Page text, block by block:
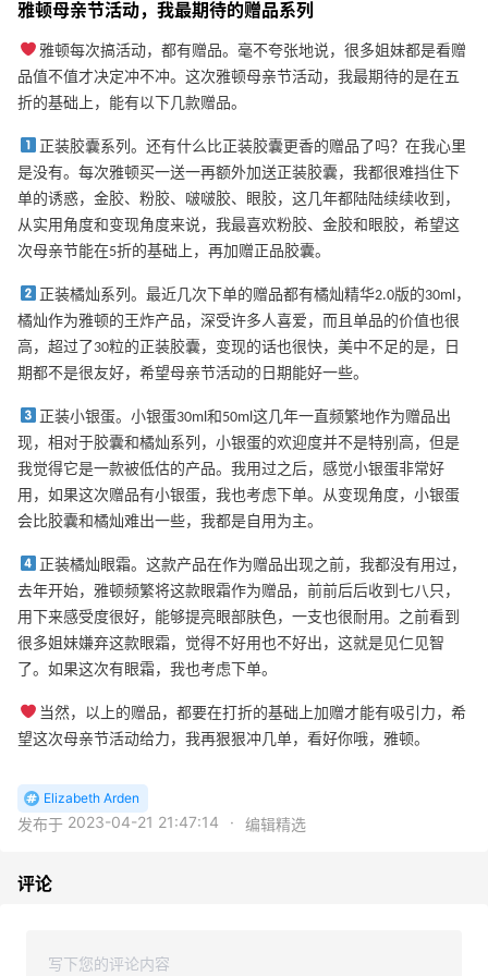
雅顿母亲节活动，我最期待的赠品系列
雅顿每次搞活动，都有赠品。毫不夸张地说，很多姐妹都是看赠
品值不值才决定冲不冲。这次雅顿母亲节活动，我最期待的是在五
折的基础上，能有以下几款赠品。
正装胶囊系列。还有什么比正装胶囊更香的赠品了吗？在我心里
是没有。每次雅顿买一送一再额外加送正装胶囊，我都很难挡住下
单的诱惑，金胶、粉胶、啵啵胶、眼胶，这几年都陆陆续续收到，
从实用角度和变现角度来说，我最喜欢粉胶、金胶和眼胶，希望这
次母亲节能在5折的基础上，再加赠正品胶囊。
正装橘灿系列。最近几次下单的赠品都有橘灿精华2.0版的30ml，
橘灿作为雅顿的王炸产品，深受许多人喜爱，而且单品的价值也很
高，超过了30粒的正装胶囊，变现的话也很快，美中不足的是，日
期都不是很友好，希望母亲节活动的日期能好一些。
正装小银蛋。小银蛋30ml和50ml这几年一直频繁地作为赠品出
现，相对于胶囊和橘灿系列，小银蛋的欢迎度并不是特别高，但是
我觉得它是一款被低估的产品。我用过之后，感觉小银蛋非常好
用，如果这次赠品有小银蛋，我也考虑下单。从变现角度，小银蛋
会比胶囊和橘灿难出一些，我都是自用为主。
正装橘灿眼霜。这款产品在作为赠品出现之前，我都没有用过，
去年开始，雅顿频繁将这款眼霜作为赠品，前前后后收到七八只，
用下来感受度很好，能够提亮眼部肤色，一支也很耐用。之前看到
很多姐妹嫌弃这款眼霜，觉得不好用也不好出，这就是见仁见智
了。如果这次有眼霜，我也考虑下单。
当然，以上的赠品，都要在打折的基础上加赠才能有吸引力，希
望这次母亲节活动给力，我再狠狠冲几单，看好你哦，雅顿。
Elizabeth Arden
发布于 2023-04-21 21:47:14 · 编辑精选
评论